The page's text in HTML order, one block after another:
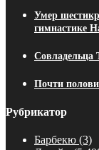
Умер
гимнастике
Совладельца
Почти
Рубрикатор
Барбекю (3)